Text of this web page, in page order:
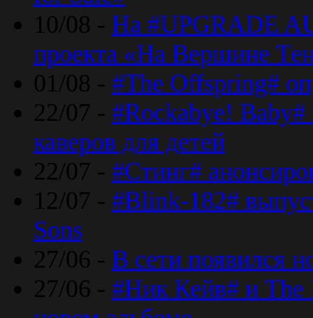
10/08 - На #UPGRADE
проекта «На Вершине
01/08 - #The Offspring#
22/07 - #Rockabye!
каверов для детей
22/07 - #Стинг#
12/07 - #Blink-182#
Sons
27/06 - В сети появился
27/06 - #Ник Кейв# и The